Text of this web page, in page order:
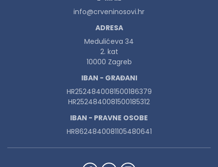
info@crveninosovi.hr
ADRESA
Medulićeva 34
2. kat
10000 Zagreb
IBAN - GRAĐANI
HR2524840081500186379
HR2524840081500185312
IBAN - PRAVNE OSOBE
HR8624840081105480641